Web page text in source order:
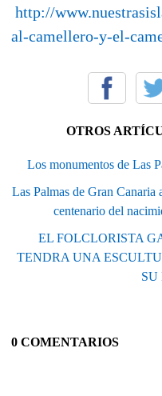
http://
al-camellero-y-el-
OTROS
Los monumentos de Las
Las Palmas de Gran
centenario del
EL FOLCLORISTA
TENDRA UNA
SU
0 COMENTARIOS